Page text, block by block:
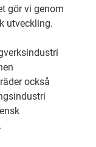
gör vi genom
utveckling.
också